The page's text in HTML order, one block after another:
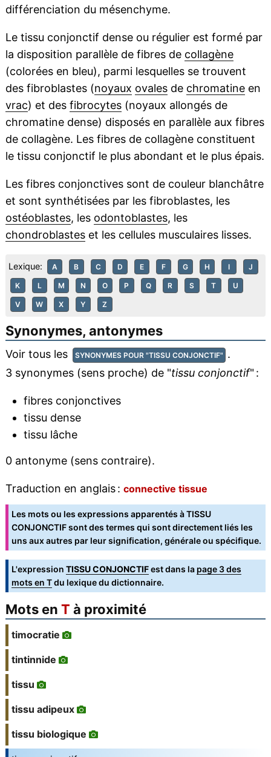
différenciation du mésenchyme.
Le tissu conjonctif dense ou régulier est formé par
la disposition parallèle de fibres de collagène
(colorées en bleu), parmi lesquelles se trouvent
des fibroblastes (noyaux ovalesde chromatineen
vrac) et des fibrocytes(noyaux allongés de
chromatine dense) disposés en parallèle aux fibres
de collagène. Les fibres de collagène constituent
le tissu conjonctif le plus abondant et le plus épais.
Les fibres conjonctives sont de couleur blanchâtre
et sont synthétisées par les fibroblastes, les
ostéoblastes, les odontoblastes, les
chondroblasteset les cellules musculaires lisses.
Lexique: A B C D E F G H I J
K L M N O P Q R S T U
V W X Y Z
Synonymes, antonymes
Voir tous les SYNONYMES POUR "TISSU CONJONCTIF" .
3 synonymes (sens proche) de "tissu conjonctif" :
fibres conjonctives
tissu dense
tissu lâche
0 antonyme (sens contraire).
Traduction en anglais : connective tissue
Les mots ou les expressions apparentés à TISSU
CONJONCTIF sont des termes qui sont directement liés les
uns aux autres par leur signification, générale ou spécifique.
L'expression TISSU CONJONCTIFest dans la page 3 des
mots en Tdu lexique du dictionnaire.
Mots en T à proximité
timocratie
tintinnide
tissu
tissu adipeux
tissu biologique